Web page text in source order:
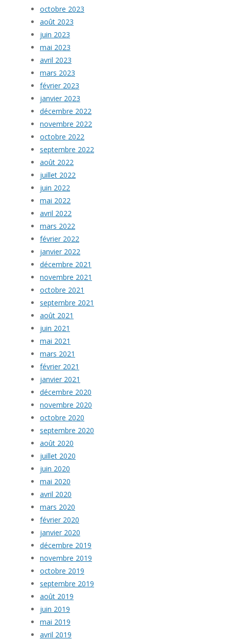
octobre 2023
août 2023
juin 2023
mai 2023
avril 2023
mars 2023
février 2023
janvier 2023
décembre 2022
novembre 2022
octobre 2022
septembre 2022
août 2022
juillet 2022
juin 2022
mai 2022
avril 2022
mars 2022
février 2022
janvier 2022
décembre 2021
novembre 2021
octobre 2021
septembre 2021
août 2021
juin 2021
mai 2021
mars 2021
février 2021
janvier 2021
décembre 2020
novembre 2020
octobre 2020
septembre 2020
août 2020
juillet 2020
juin 2020
mai 2020
avril 2020
mars 2020
février 2020
janvier 2020
décembre 2019
novembre 2019
octobre 2019
septembre 2019
août 2019
juin 2019
mai 2019
avril 2019